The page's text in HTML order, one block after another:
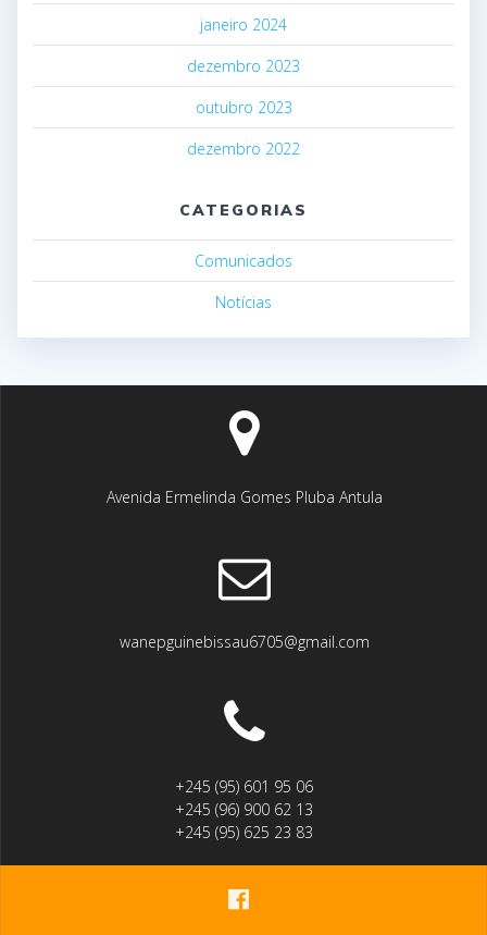
janeiro 2024
dezembro 2023
outubro 2023
dezembro 2022
CATEGORIAS
Comunicados
Notícias
Avenida Ermelinda Gomes Pluba Antula
wanepguinebissau6705@gmail.com
+245 (95) 601 95 06
+245 (96) 900 62 13
+245 (95) 625 23 83